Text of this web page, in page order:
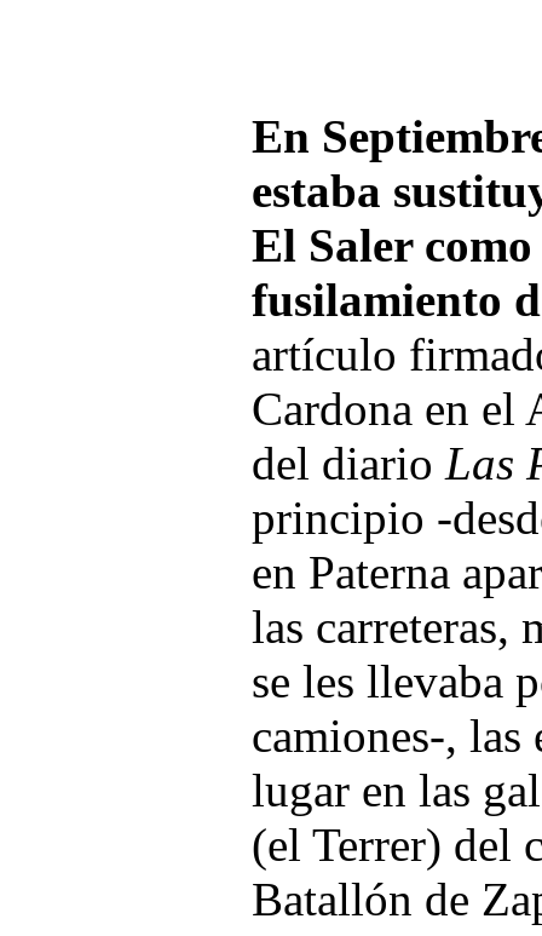
En
estaba
El Saler
fusilamiento
artículo
Cardona en el
del diario Las
principio -
en Paterna
las carreteras,
se les llevaba
camiones-, las
lugar en las
(el Terrer) del
Batallón de